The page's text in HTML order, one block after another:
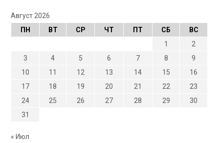
Август 2026
ПН
ВТ СР ЧТ ПТ СБ
ВС
1
2
3
4 5 6 7 8
9
10
11 12 13 14 15
16
17
18 19 20 21 22
23
24
25 26 27 28 29
30
31
« Июл